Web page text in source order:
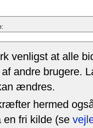
venligst at alle
andre brugere.
ændres.
hermed
en fri kilde (se